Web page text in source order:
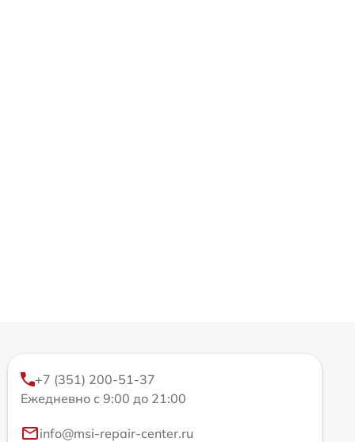
+7 (351) 200-51-37
Ежедневно с 9:00 до 21:00
info@msi-repair-center.ru